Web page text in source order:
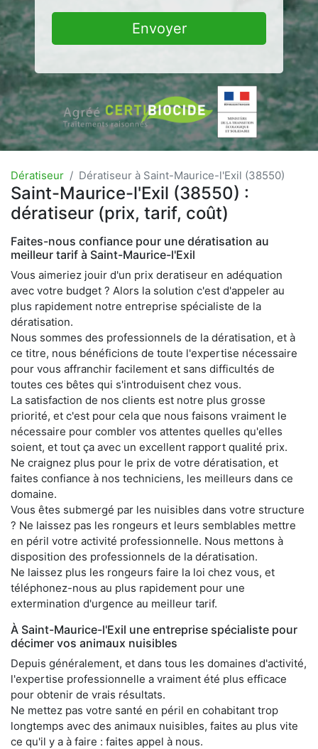
Envoyer
Dératiseur Dératiseur à Saint-Maurice-l'Exil (38550)
Saint-Maurice-l'Exil (38550) :
dératiseur (prix, tarif, coût)
Faites-nous confiance pour une dératisation au
meilleur tarif à Saint-Maurice-l'Exil
Vous aimeriez jouir d'un prix deratiseur en adéquation
avec votre budget ? Alors la solution c'est d'appeler au
plus rapidement notre entreprise spécialiste de la
dératisation.
Nous sommes des professionnels de la dératisation, et à
ce titre, nous bénéficions de toute l'expertise nécessaire
pour vous affranchir facilement et sans difficultés de
toutes ces bêtes qui s'introduisent chez vous.
La satisfaction de nos clients est notre plus grosse
priorité, et c'est pour cela que nous faisons vraiment le
nécessaire pour combler vos attentes quelles qu'elles
soient, et tout ça avec un excellent rapport qualité prix.
Ne craignez plus pour le prix de votre dératisation, et
faites confiance à nos techniciens, les meilleurs dans ce
domaine.
Vous êtes submergé par les nuisibles dans votre structure
? Ne laissez pas les rongeurs et leurs semblables mettre
en péril votre activité professionnelle. Nous mettons à
disposition des professionnels de la dératisation.
Ne laissez plus les rongeurs faire la loi chez vous, et
téléphonez-nous au plus rapidement pour une
extermination d'urgence au meilleur tarif.
À Saint-Maurice-l'Exil une entreprise spécialiste pour
décimer vos animaux nuisibles
Depuis généralement, et dans tous les domaines d'activité,
l'expertise professionnelle a vraiment été plus efficace
pour obtenir de vrais résultats.
Ne mettez pas votre santé en péril en cohabitant trop
longtemps avec des animaux nuisibles, faites au plus vite
ce qu'il y a à faire : faites appel à nous.